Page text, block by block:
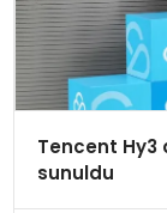
Tencent Hy3
sunuldu